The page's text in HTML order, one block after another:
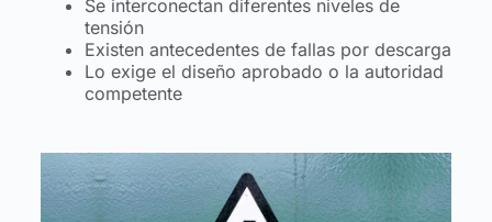
Se interconectan diferentes niveles de
tensión
Existen antecedentes de fallas por descarga
Lo exige el diseño aprobado o la autoridad
competente